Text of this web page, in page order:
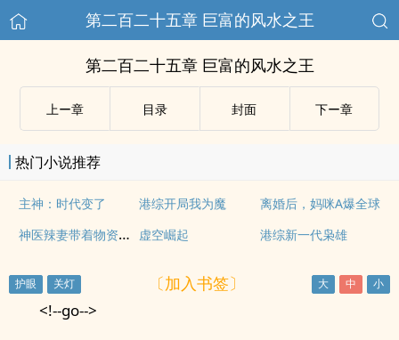
第二百二十五章 巨富的风水之王
第二百二十五章 巨富的风水之王
上ー章 目录 封面 下ー章
热门小说推荐
主神：时代变了 港综开局我为魔 离婚后，妈咪A爆全球
神医辣妻带着物资导航种田来了 虚空崛起 港综新一代枭雄
〔加入书签〕
<!--go-->